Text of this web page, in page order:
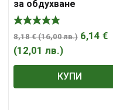
за обдухване
KRAFT&DELE KD2120, 6
мм, в комплект с
маркуч
8,18€ (16,00лв.) 6,14 €
(12,01 лв.)
КУПИ